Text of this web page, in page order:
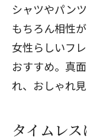
シャツやパン
もちろん相性
女性らしいフ
おすすめ。真
れ、おしゃれ
タイムレ